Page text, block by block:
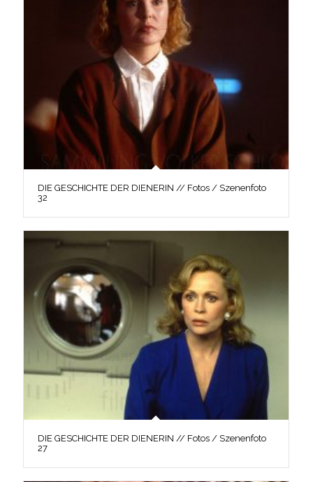
DIE GESCHICHTE DER DIENERIN // Fotos / Szenenfoto
32
DIE GESCHICHTE DER DIENERIN // Fotos / Szenenfoto
27